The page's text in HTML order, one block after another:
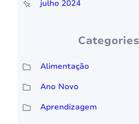
julho 2024
Categories
Alimentação
Ano Novo
Aprendizagem